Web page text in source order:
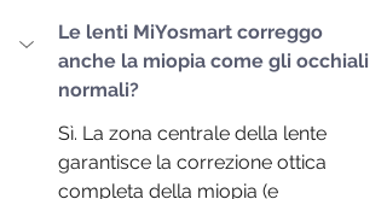
Le lenti MiYosmart correggo
anche la miopia come gli occhiali
normali?
Sì. La zona centrale della lente
garantisce la correzione ottica
completa della miopia (e